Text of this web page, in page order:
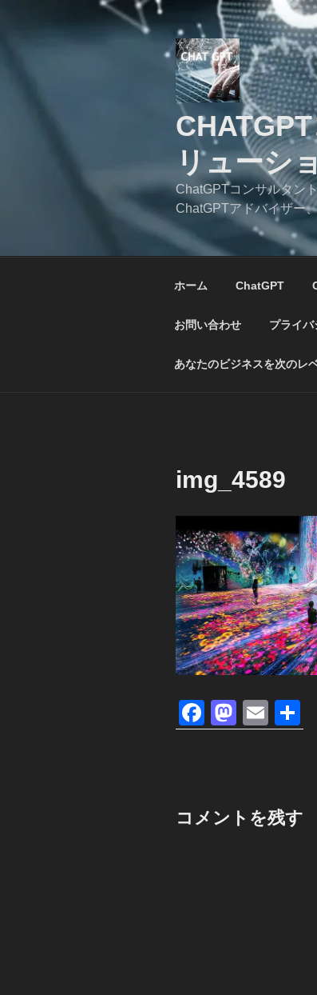
リューシ
ChatGPTコンサルタン
ChatGPTアドバイザー
ホーム ChatGPT
お問い合わせ プライバ
あなたのビジネスを次のレ
img_4589
F
a
b
M
a
d
E
m 有
コメントを残す